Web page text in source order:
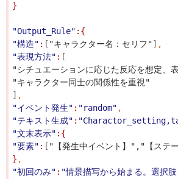
}
"Output_Rule" :{
"構造" : [ "キャラクター名：セリフ"] ,
"表現方法" : [
"シチュエーションに応じた反応を想定、
"キャラクター同士の関係性を重視"
] ,
"イベント発生" : "random" ,
"テキスト生成" :
"文末表示" :{
"要素" : [ "【発生中イベント】","【ス
} ,
"初回のみ" : "情景描写から始まる。選択